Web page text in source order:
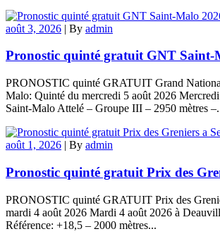
août 3, 2026 | By admin
Pronostic quinté gratuit GNT Saint-
PRONOSTIC quinté GRATUIT Grand
Malo: Quinté du mercredi 5 août 2026
Saint-Malo Attelé – Groupe III – 2950 mètres
août 1, 2026 | By admin
Pronostic quinté gratuit Prix des
PRONOSTIC quinté GRATUIT Prix des
mardi 4 août 2026 Mardi 4 août 2026 à
Référence: +18,5 – 2000 mètres...